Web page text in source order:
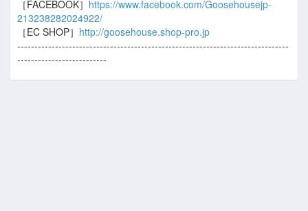
［FACEBOOK］ https://www.facebook.com/Goosehousejp-
213238282024922/
［EC SHOP］ http://goosehouse.shop-pro.jp
-------------------------------------------------------------------------------
--------------------------